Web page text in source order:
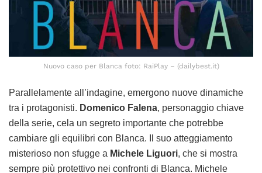
Nuovo caso per Blanca foto: RaiPlay – (dailybest.it)
Parallelamente all’indagine, emergono nuove dinamiche
tra i protagonisti. Domenico Falena, personaggio chiave
della serie, cela un segreto importante che potrebbe
cambiare gli equilibri con Blanca. Il suo atteggiamento
misterioso non sfugge a Michele Liguori, che si mostra
sempre più protettivo nei confronti di Blanca. Michele